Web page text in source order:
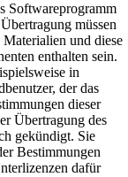
müssen
und diese
enthalten sein.
in
der das
dieser
Übertragung des
gekündigt. Sie
Bestimmungen
dafür